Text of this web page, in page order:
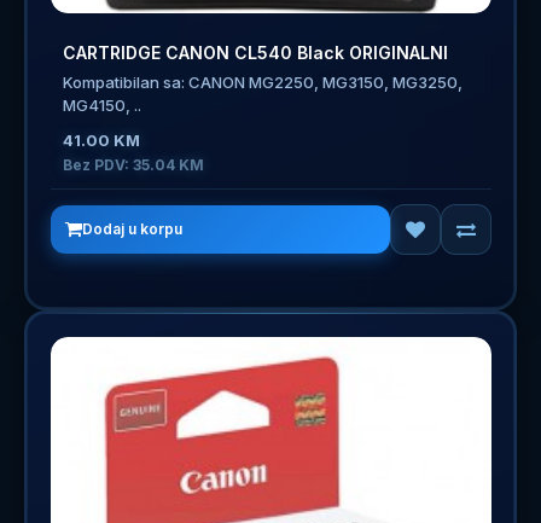
CARTRIDGE CANON CL540 Black ORIGINALNI
Kompatibilan sa: CANON MG2250, MG3150, MG3250,
MG4150, ..
41.00 KM
Bez PDV: 35.04 KM
Dodaj u korpu